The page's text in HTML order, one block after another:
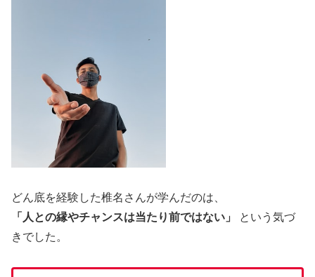
どん底を経験した椎名さんが学んだのは、
「人との縁やチャンスは当たり前ではない」
という気づ
きでした。